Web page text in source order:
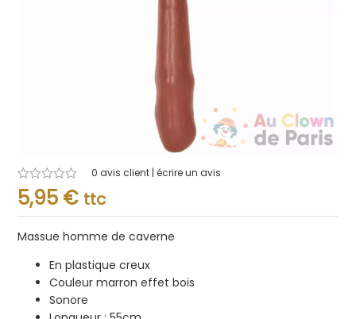
Note
0.001
sur
0 avis client | écrire un avis
5,95 € ttc
Massue homme de caverne
En plastique creux
Couleur marron effet bois
Sonore